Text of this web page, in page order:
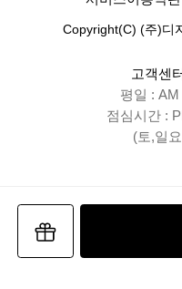
Copyright(C) (주)디
고객센
평일 :
점심시간 :
(토,일